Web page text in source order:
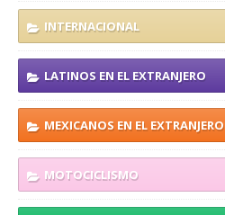
INTERNACIONAL
LATINOS EN EL EXTRANJERO
MEXICANOS EN EL EXTRANJERO
MOTOCICLISMO